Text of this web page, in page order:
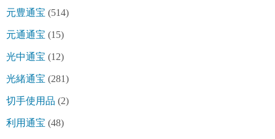
元豊通宝 (514)
元通通宝 (15)
光中通宝 (12)
光緒通宝 (281)
切手使用品 (2)
利用通宝 (48)